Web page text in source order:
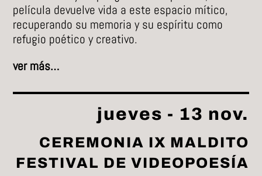
película devuelve vida a este espacio mítico,
recuperando su memoria y su espíritu como
refugio poético y creativo.
ver más…
jueves - 13 nov.
CEREMONIA IX MALDITO
FESTIVAL DE VIDEOPOESÍA